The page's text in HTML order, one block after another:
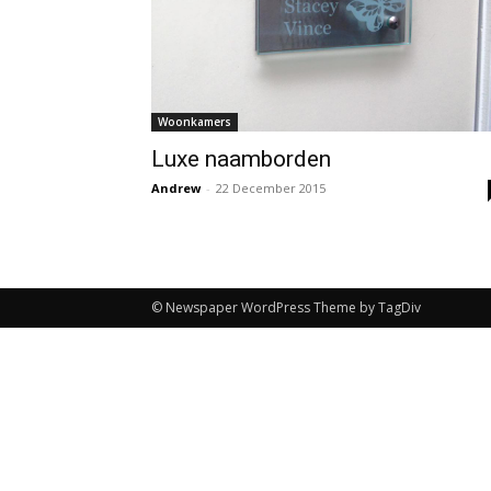
Woonkamers
Luxe naamborden
Andrew - 22 December 2015
© Newspaper WordPress Theme by TagDiv